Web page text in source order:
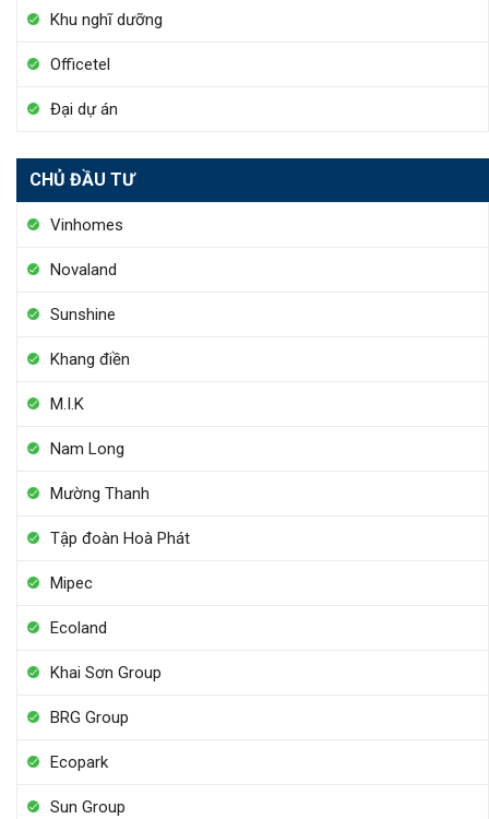
Khu nghĩ dưỡng
Officetel
Đại dự án
CHỦ ĐẦU TƯ
Vinhomes
Novaland
Sunshine
Khang điền
M.I.K
Nam Long
Mường Thanh
Tập đoàn Hoà Phát
Mipec
Ecoland
Khai Sơn Group
BRG Group
Ecopark
Sun Group